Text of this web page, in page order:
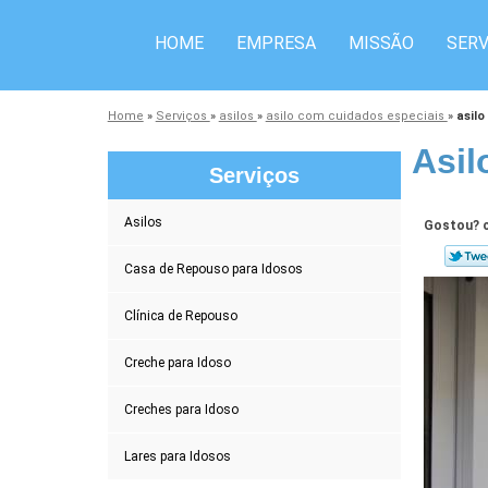
HOME EMPRESA MISSÃO
Home » Serviços » asilos » asilo com cuidados especiais »
Serviços
Asilos
Casa de Repouso para Idosos
Clínica de Repouso
Creche para Idoso
Creches para Idoso
Lares para Idosos
Gostou?